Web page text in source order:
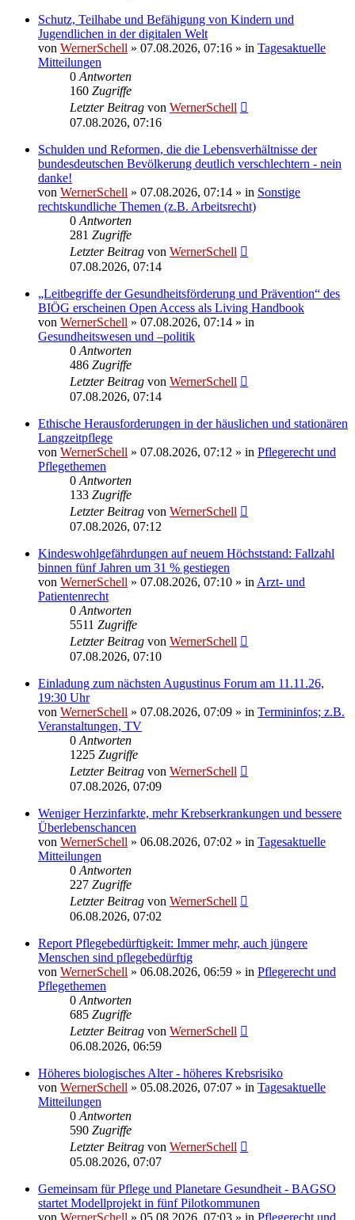
Schutz, Teilhabe und Befähigung von Kindern und
Jugendlichen in der digitalen Welt
von WernerSchell » 07.08.2026, 07:16 » in Tagesaktuelle
Mitteilungen
0 Antworten
160 Zugriffe
Letzter Beitrag von WernerSchell
07.08.2026, 07:16
Schulden und Reformen, die die Lebensverhältnisse der
bundesdeutschen Bevölkerung deutlich verschlechtern - nein
danke!
von WernerSchell » 07.08.2026, 07:14 » in Sonstige
rechtskundliche Themen (z.B. Arbeitsrecht)
0 Antworten
281 Zugriffe
Letzter Beitrag von WernerSchell
07.08.2026, 07:14
„Leitbegriffe der Gesundheitsförderung und Prävention“ des
BIÖG erscheinen Open Access als Living Handbook
von WernerSchell » 07.08.2026, 07:14 » in
Gesundheitswesen und –politik
0 Antworten
486 Zugriffe
Letzter Beitrag von WernerSchell
07.08.2026, 07:14
Ethische Herausforderungen in der häuslichen und stationären
Langzeitpflege
von WernerSchell » 07.08.2026, 07:12 » in Pflegerecht und
Pflegethemen
0 Antworten
133 Zugriffe
Letzter Beitrag von WernerSchell
07.08.2026, 07:12
Kindeswohlgefährdungen auf neuem Höchststand: Fallzahl
binnen fünf Jahren um 31 % gestiegen
von WernerSchell » 07.08.2026, 07:10 » in Arzt- und
Patientenrecht
0 Antworten
5511 Zugriffe
Letzter Beitrag von WernerSchell
07.08.2026, 07:10
Einladung zum nächsten Augustinus Forum am 11.11.26,
19:30 Uhr
von WernerSchell » 07.08.2026, 07:09 » in Termininfos; z.B.
Veranstaltungen, TV
0 Antworten
1225 Zugriffe
Letzter Beitrag von WernerSchell
07.08.2026, 07:09
Weniger Herzinfarkte, mehr Krebserkrankungen und bessere
Überlebenschancen
von WernerSchell » 06.08.2026, 07:02 » in Tagesaktuelle
Mitteilungen
0 Antworten
227 Zugriffe
Letzter Beitrag von WernerSchell
06.08.2026, 07:02
Report Pflegebedürftigkeit: Immer mehr, auch jüngere
Menschen sind pflegebedürftig
von WernerSchell » 06.08.2026, 06:59 » in Pflegerecht und
Pflegethemen
0 Antworten
685 Zugriffe
Letzter Beitrag von WernerSchell
06.08.2026, 06:59
Höheres biologisches Alter - höheres Krebsrisiko
von WernerSchell » 05.08.2026, 07:07 » in Tagesaktuelle
Mitteilungen
0 Antworten
590 Zugriffe
Letzter Beitrag von WernerSchell
05.08.2026, 07:07
Gemeinsam für Pflege und Planetare Gesundheit - BAGSO
startet Modellprojekt in fünf Pilotkommunen
von WernerSchell » 05.08.2026, 07:03 » in Pflegerecht und